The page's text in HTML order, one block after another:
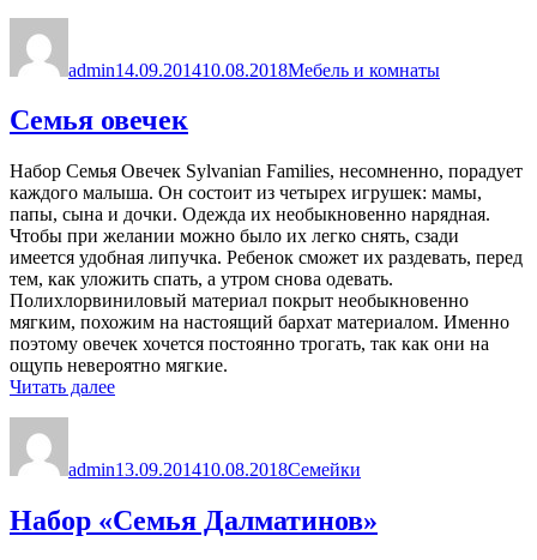
admin14.09.201410.08.2018Мебель и комнаты
Семья овечек
Набор Семья Овечек Sylvanian Families, несомненно, порадует
каждого малыша. Он состоит из четырех игрушек: мамы,
папы, сына и дочки. Одежда их необыкновенно нарядная.
Чтобы при желании можно было их легко снять, сзади
имеется удобная липучка. Ребенок сможет их раздевать, перед
тем, как уложить спать, а утром снова одевать.
Полихлорвиниловый материал покрыт необыкновенно
мягким, похожим на настоящий бархат материалом. Именно
поэтому овечек хочется постоянно трогать, так как они на
ощупь невероятно мягкие.
Читать далее«Семья
admin13.09.201410.08.2018Семейки
Набор «Семья Далматинов»